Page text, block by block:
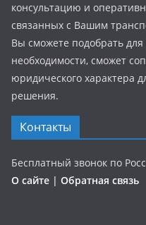
консультацию и
связанных с Вашим
Вы сможете подобрать
необходимости, сможет
юридического характера
решения.
Контакты
Бесплатный звонок по
О сайте | Обратная связь